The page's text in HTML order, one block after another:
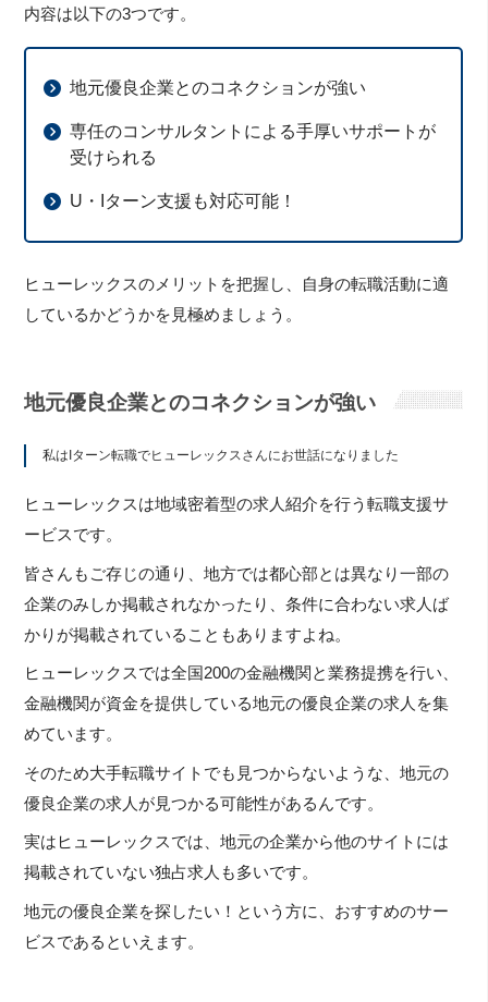
内容は以下の3つです。
地元優良企業とのコネクションが強い
専任のコンサルタントによる手厚いサポートが
受けられる
U・Iターン支援も対応可能！
ヒューレックスのメリットを把握し、自身の転職活動に適
しているかどうかを見極めましょう。
地元優良企業とのコネクションが強い
私はIターン転職でヒューレックスさんにお世話になりました
ヒューレックスは地域密着型の求人紹介を行う転職支援サ
ービスです。
皆さんもご存じの通り、地方では都心部とは異なり一部の
企業のみしか掲載されなかったり、条件に合わない求人ば
かりが掲載されていることもありますよね。
ヒューレックスでは全国200の金融機関と業務提携を行い、
金融機関が資金を提供している地元の優良企業の求人を集
めています。
そのため大手転職サイトでも見つからないような、地元の
優良企業の求人が見つかる可能性があるんです。
実はヒューレックスでは、地元の企業から他のサイトには
掲載されていない独占求人も多いです。
地元の優良企業を探したい！という方に、おすすめのサー
ビスであるといえます。